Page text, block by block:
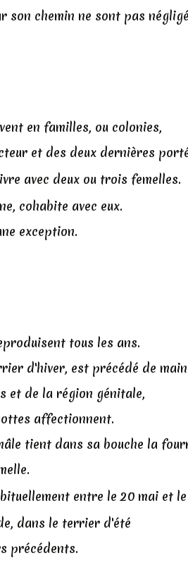
son chemin ne sont pas
en familles, ou colonies,
et des deux dernières
avec deux ou trois femelles.
cohabite avec eux.
exception.
tous les ans.
d'hiver, est précédé de
et de la région génitale,
affectionnent.
tient dans sa bouche la
entre le 20 mai et
dans le terrier d'été
précédents.